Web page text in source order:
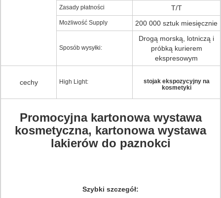
Zasady płatności T/T
Możliwość Supply 200 000 sztuk miesięcznie
Sposób wysyłki:
Drogą morską, lotniczą i
próbką kurierem
ekspresowym
cechy High Light:
stojak ekspozycyjny na
kosmetyki
Promocyjna kartonowa wystawa
kosmetyczna, kartonowa wystawa
lakierów do paznokci
Szybki szczegół: